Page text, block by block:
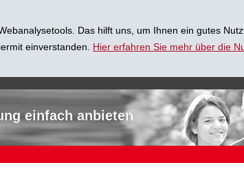
Das hilft uns, um Ihnen ein gutes
einverstanden. Hier erfahren Sie mehr über die
einfach anbieten